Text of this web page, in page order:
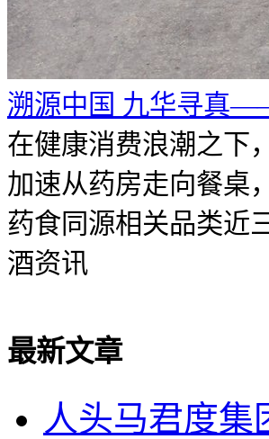
溯源中国 九华寻真
在健康消费浪潮之下
加速从药房走向餐桌
药食同源相关品类近
酒资讯
最新文章
人头马君度集